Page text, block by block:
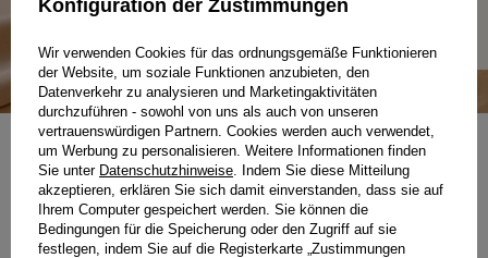
MEHR ÜBER UNS ERFAHREN
NEWSLETTER
SELBSTBEWUSST KLEIDEN
Konfiguration der Zustimmungen
Wir verwenden Cookies für das ordnungsgemäße Funktionieren
der Website, um soziale Funktionen anzubieten, den
Datenverkehr zu analysieren und Marketingaktivitäten
durchzuführen - sowohl von uns als auch von unseren
vertrauenswürdigen Partnern. Cookies werden auch verwendet,
um Werbung zu personalisieren. Weitere Informationen finden
Sie unter Datenschutzhinweise . Indem Sie diese Mitteilung
akzeptieren, erklären Sie sich damit einverstanden, dass sie auf
Ihrem Computer gespeichert werden. Sie können die
Bedingungen für die Speicherung oder den Zugriff auf sie
festlegen, indem Sie auf die Registerkarte „Zustimmungen